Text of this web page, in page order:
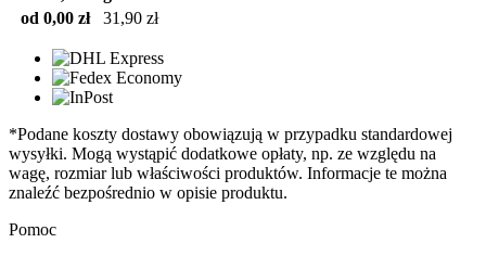
od 0,00 zł
31,90 zł
*Podane koszty dostawy obowiązują w przypadku standardowej
wysyłki. Mogą wystąpić dodatkowe opłaty, np. ze względu na
wagę, rozmiar lub właściwości produktów. Informacje te można
znaleźć bezpośrednio w opisie produktu.
Pomoc